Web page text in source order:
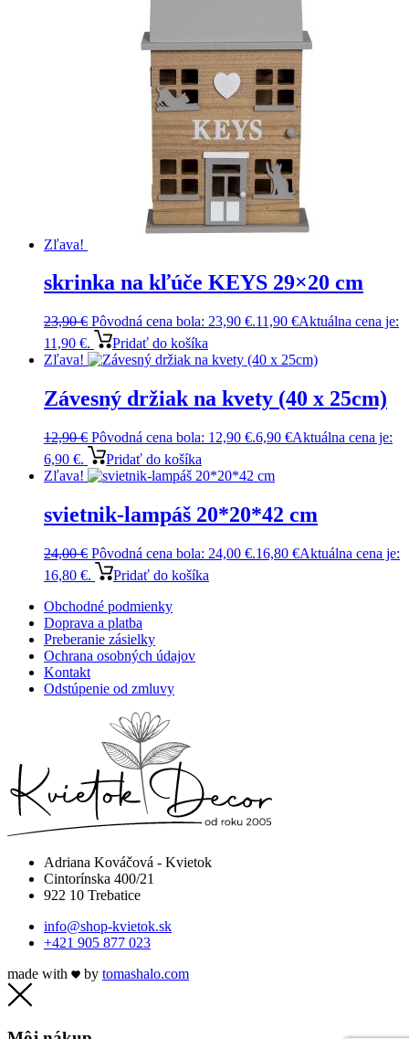
Zľava!
skrinka na kľúče KEYS 29×20 cm
23,90€ Pôvodná cena bola: 23,90 €.11,90 €Aktuálna cena je:
11,90 €.
Pridať do košíka
Zľava!
Závesný držiak na kvety (40 x 25cm)
12,90€ Pôvodná cena bola: 12,90 €.6,90 €Aktuálna cena je:
6,90 €.
Pridať do košíka
Zľava!
svietnik-lampáš 20*20*42 cm
24,00€ Pôvodná cena bola: 24,00 €.16,80 €Aktuálna cena je:
16,80 €.
Pridať do košíka
Obchodné podmienky
Doprava a platba
Preberanie zásielky
Ochrana osobných údajov
Kontakt
Odstúpenie od zmluvy
Adriana Kováčová - Kvietok
Cintorínska 400/21
922 10 Trebatice
info@shop-kvietok.sk
+421 905 877 023
made with
by tomashalo.com